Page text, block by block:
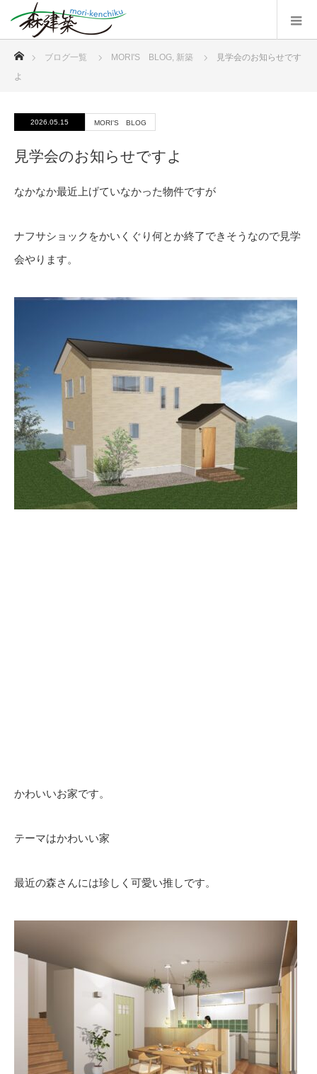
ブログ一覧 MORI'S BLOG, 新築
見学会のお知らせです
よ
2026.05.15 MORI'S BLOG
見学会のお知らせですよ
なかなか最近上げていなかった物件ですが
ナフサショックをかいくぐり何とか終了できそうなので見学
会やります。
かわいいお家です。
テーマはかわいい家
最近の森さんには珍しく可愛い推しです。